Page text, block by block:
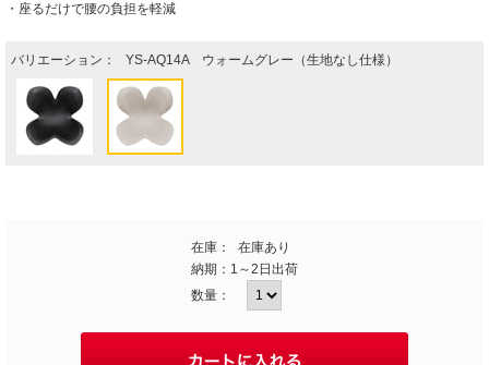
・座るだけで腰の負担を軽減
バリエーション： YS-AQ14A ウォームグレー（生地なし仕様）
在庫：
在庫あり
納期： 1～2日出荷
数量：